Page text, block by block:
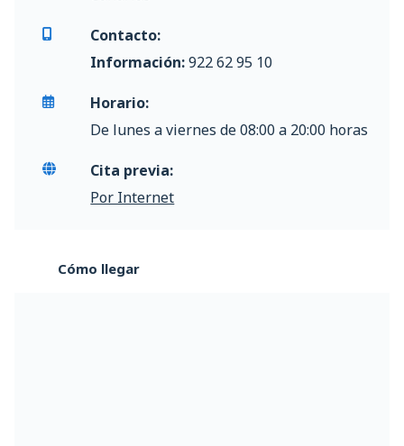
Contacto:
Información:922 62 95 10
Horario:
De lunes a viernes de 08:00 a 20:00 horas
Cita previa:
Por Internet
Cómo llegar